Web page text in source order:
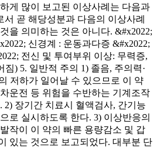
게 많이 보고된 이상사례는 다음과
서 곧 해당성분과 다음의 이상사례
을 의미하는 것은 아니다. &#x2022;
신경계 : 운동과다증 &#x2022;
전신 및 투여부위 이상: 무력증,
) 5. 일반적 주의 1) 졸음, 주의력·
저하가 일어날 수 있으므로 이 약
운전 등 위험을 수반하는 기계조작
2) 장기간 치료시 혈액검사, 간기능
로 실시하도록 한다. 3) 이상반응의
작이 이 약의 빠른 용량감소 및 갑
있는 것으로 보고되었다. 대부분 단